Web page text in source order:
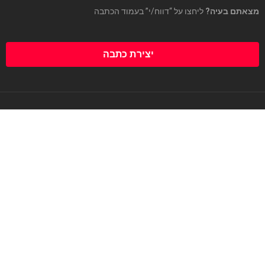
מצאתם בעיה? ליחצו על “דווח/י” בעמוד הכתבה
יצירת כתבה